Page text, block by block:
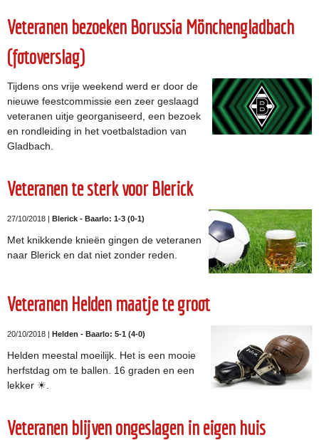
Veteranen bezoeken Borussia Mönchengladbach
(fotoverslag)
Tijdens ons vrije weekend werd er door de
nieuwe feestcommissie een zeer geslaagd
veteranen uitje georganiseerd, een bezoek
en rondleiding in het voetbalstadion van
Gladbach.
Veteranen te sterk voor Blerick
27/10/2018 | Blerick - Baarlo: 1-3 (0-1)
Met knikkende knieën gingen de veteranen
naar Blerick en dat niet zonder reden.
Veteranen Helden maatje te groot
20/10/2018 | Helden - Baarlo: 5-1 (4-0)
Helden meestal moeilijk. Het is een mooie
herfstdag om te ballen. 16 graden en een
lekker ☀.
Veteranen blijven ongeslagen in eigen huis